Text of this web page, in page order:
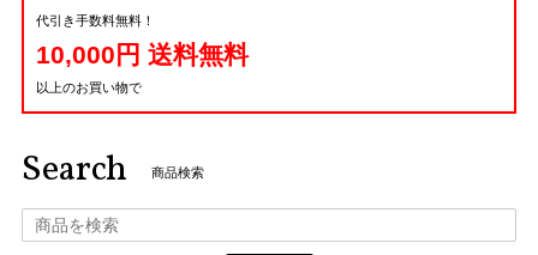
代引き手数料無料！
10,000円 送料無料
以上のお買い物で
Search 商品検索